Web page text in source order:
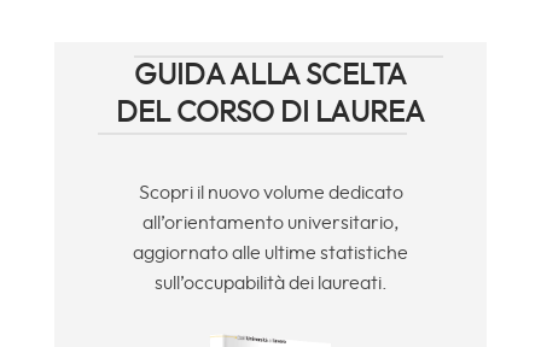
GUIDA ALLA SCELTA
DEL CORSO DI LAUREA
Scopri il nuovo volume dedicato
all’orientamento universitario,
aggiornato alle ultime statistiche
sull’occupabilità dei laureati.